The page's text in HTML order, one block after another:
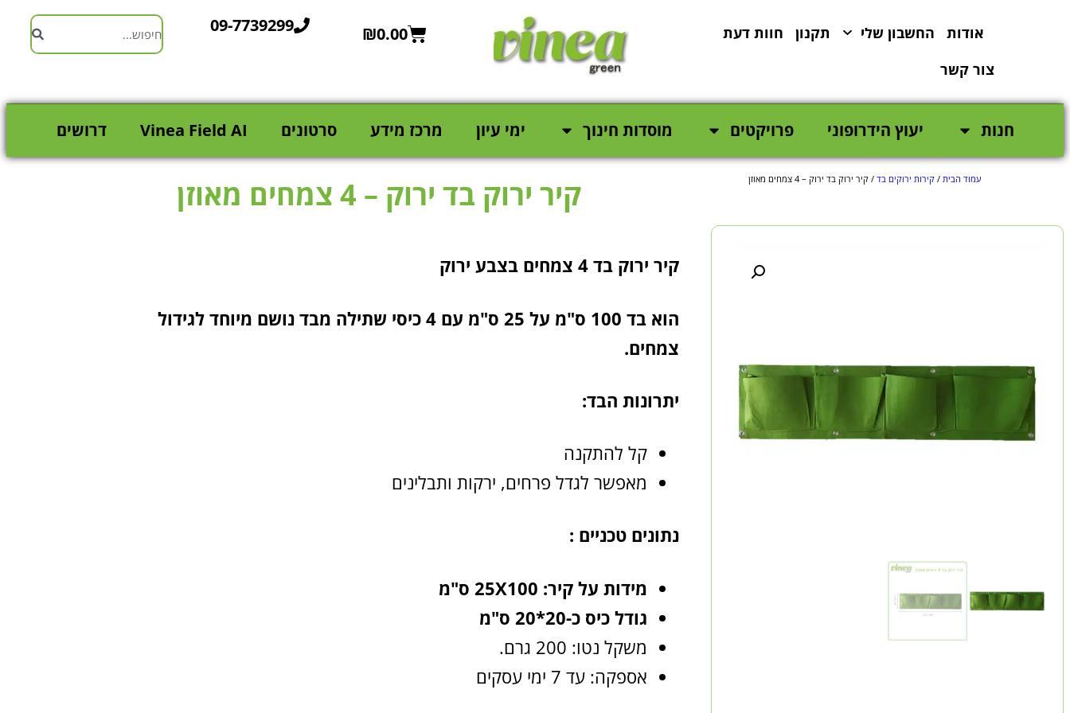
אודות החשבון שלי תקנון
חוות דעת
צור קשר
₪0.00
09-7739299
חנות יעוץ הידרופוני פרויקטים מוסדות חינוך ימי עיון מרכז מידע סרטונים Vinea Field AI דרושים
עמוד הבית / קירות ירוקים בד / קיר ירוק בד ירוק – 4 צמחים מאוזן קיר ירוק בד ירוק – 4 צמחים מאוזן
קיר ירוק בד 4 צמחים בצבע ירוק
הוא בד 100 ס"מ על 25 ס"מ עם 4 כיסי שתילה מבד נושם מיוחד לגידול
צמחים.
יתרונות הבד:
קל להתקנה
מאפשר לגדל פרחים, ירקות ותבלינים
נתונים טכניים :
מידות על קיר: 25X100 ס"מ
גודל כיס כ-20*20 ס"מ
משקל נטו: 200 גרם.
אספקה: עד 7 ימי עסקים